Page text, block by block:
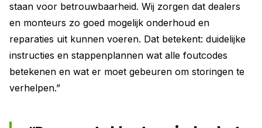
staan voor betrouwbaarheid. Wij zorgen dat dealers
en monteurs zo goed mogelijk onderhoud en
reparaties uit kunnen voeren. Dat betekent: duidelijke
instructies en stappenplannen wat alle foutcodes
betekenen en wat er moet gebeuren om storingen te
verhelpen.”